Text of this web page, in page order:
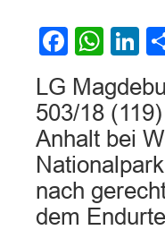
LG
503/18
Anhalt bei
nach
dem